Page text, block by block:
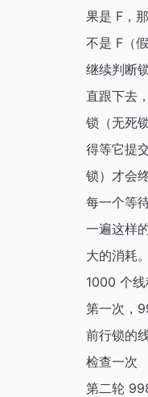
果是 F，
不是 F（
继续判断
直跟下去
锁（无死
得等它提
锁）才会
每一个等
一遍这样
大的消耗。
1000 个线
第一次，
前行锁的
检查一次
第二轮